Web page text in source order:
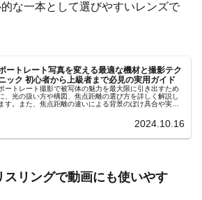
な一本として選びやすいレンズで
ートレート写真を変える最適な機材と撮影テク
ック 初心者から上級者まで必見の実用ガイド
ートレート撮影で被写体の魅力を最大限に引き出すため
、光の扱い方や構図、焦点距離の選び方を詳しく解説し
ます。また、焦点距離の違いによる背景のぼけ具合や実践
2024.10.16
スリングで動画にも使いやす